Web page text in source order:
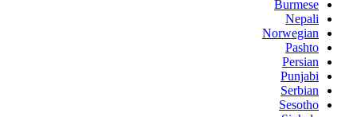
Burmese
Nepali
Norwegian
Pashto
Persian
Punjabi
Serbian
Sesotho